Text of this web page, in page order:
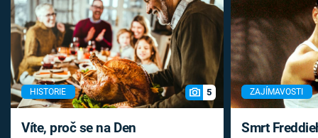
HISTORIE 5
Víte, proč se na Den
ZAJÍMAVOSTI
Smrt